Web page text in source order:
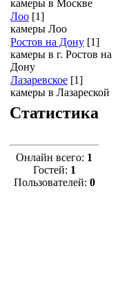
камеры в Москве
Лоо [1]
камеры Лоо
Ростов на Дону [1]
камеры в г. Ростов на
Дону
Лазаревское [1]
камеры в Лазареской
Статистика
Онлайн всего: 1
Гостей: 1
Пользователей: 0